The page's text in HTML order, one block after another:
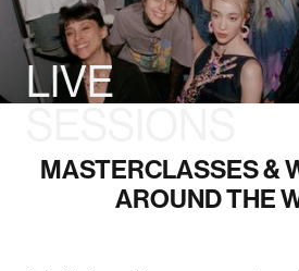
LIVE
MASTERCLASSES &
AROUND THE